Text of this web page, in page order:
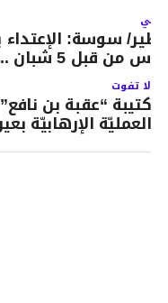
سوسة:
من قبل 5 شبان ..
لا تفوت
كتيبة “عقبة بن
العمليّة الإرهابيّة